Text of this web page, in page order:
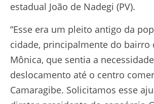
estadual João de Nadegi (PV).
“Esse era um pleito antigo da
cidade, principalmente do bairro
Mônica, que sentia a
deslocamento até o centro
Camaragibe. Solicitamos esse